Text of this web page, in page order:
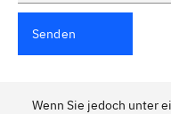
Senden
Wenn Sie jedoch unter